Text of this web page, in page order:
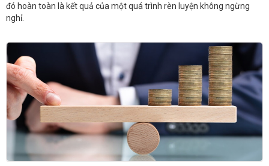
đó hoàn toàn là kết quả của một quá trình rèn luyện không ngừng
nghỉ.